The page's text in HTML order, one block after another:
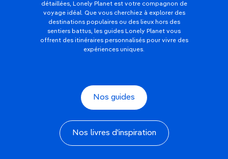
détaillées, Lonely Planet est votre compagnon de
voyage idéal. Que vous cherchiez à explorer des
destinations populaires ou des lieux hors des
sentiers battus, les guides Lonely Planet vous
offrent des itinéraires personnalisés pour vivre des
expériences uniques.
Nos guides
Nos livres d'inspiration